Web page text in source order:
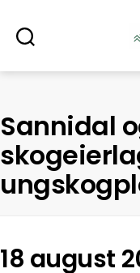
Sannidal
18 august